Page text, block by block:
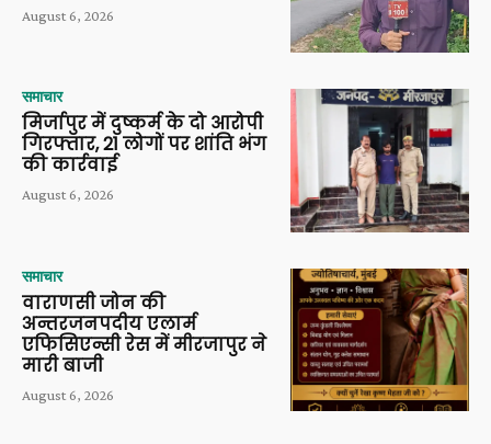
August 6, 2026
समाचार
मिर्जापुर में दुष्कर्म के दो आरोपी
गिरफ्तार, 21 लोगों पर शांति भंग
की कार्रवाई
August 6, 2026
समाचार
वाराणसी जोन की
अन्तरजनपदीय एलार्म
एफिसिएन्सी रेस में मीरजापुर ने
मारी बाजी
August 6, 2026